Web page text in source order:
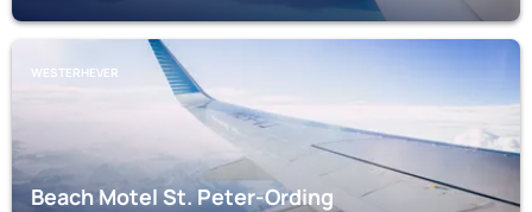
WESTERHEVER
Beach Motel St. Peter-Ording